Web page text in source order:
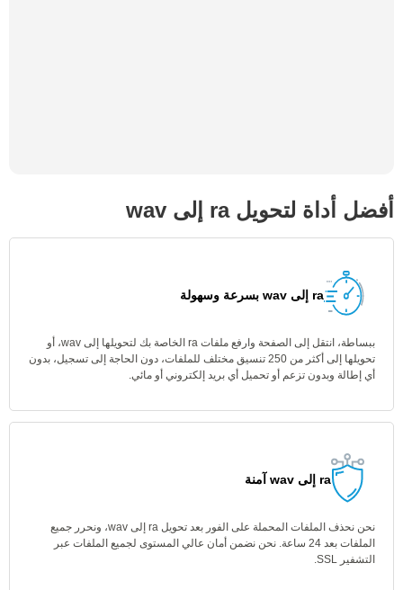
أفضل أداة لتحويل ra إلى wav
ra إلى wav بسرعة وسهولة
ببساطة، انتقل إلى الصفحة وارفع ملفات ra الخاصة بك لتحويلها إلى wav، أو
تحويلها إلى أكثر من 250 تنسيق مختلف للملفات، دون الحاجة إلى تسجيل، بدون
أي إطالة وبدون تزعم أو تحميل أي بريد إلكتروني أو مائي.
ra إلى wav آمنة
نحن نحذف الملفات المحملة على الفور بعد تحويل ra إلى wav، ونحرر جميع
الملفات بعد 24 ساعة. نحن نضمن أمان عالي المستوى لجميع الملفات عبر
التشفير SSL.